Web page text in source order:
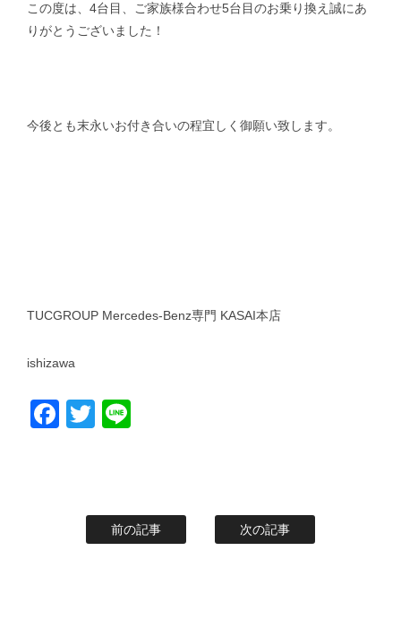
この度は、4台目、ご家族様合わせ5台目のお乗り換え誠にあ
りがとうございました！
今後とも末永いお付き合いの程宜しく御願い致します。
TUCGROUP Mercedes-Benz専門 KASAI本店
ishizawa
Facebook
Twitter
前の記事 次の記事